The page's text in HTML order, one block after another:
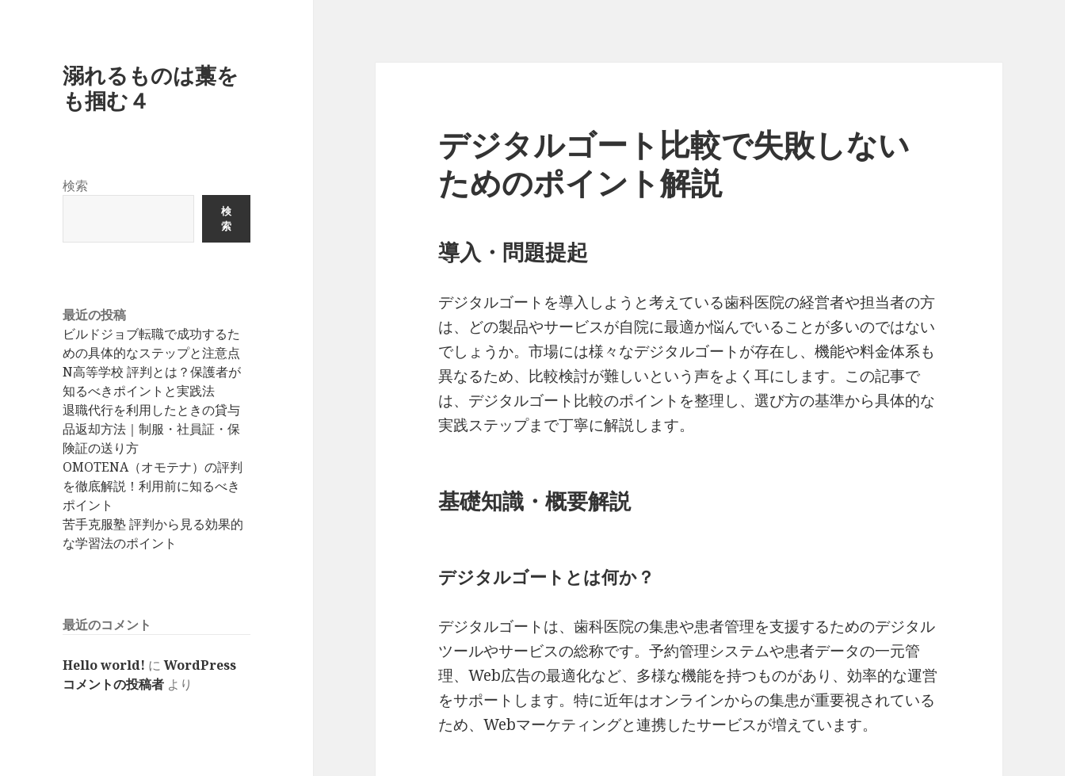
溺れるものは藁を
も掴む４
検索
検
索
最近の投稿
ビルドジョブ転職で成功するた
めの具体的なステップと注意点
N高等学校 評判とは？保護者が
知るべきポイントと実践法
退職代行を利用したときの貸与
品返却方法｜制服・社員証・保
険証の送り方
OMOTENA（オモテナ）の評判
を徹底解説！利用前に知るべき
ポイント
苦手克服塾 評判から見る効果的
な学習法のポイント
最近のコメント
Hello world! にWordPress
コメントの投稿者 より
デジタルゴート比較で失敗しない
ためのポイント解説
導入・問題提起
デジタルゴートを導入しようと考えている歯科医院の経営者や担当者の方
は、どの製品やサービスが自院に最適か悩んでいることが多いのではない
でしょうか。市場には様々なデジタルゴートが存在し、機能や料金体系も
異なるため、比較検討が難しいという声をよく耳にします。この記事で
は、デジタルゴート比較のポイントを整理し、選び方の基準から具体的な
実践ステップまで丁寧に解説します。
基礎知識・概要解説
デジタルゴートとは何か？
デジタルゴートは、歯科医院の集患や患者管理を支援するためのデジタル
ツールやサービスの総称です。予約管理システムや患者データの一元管
理、Web広告の最適化など、多様な機能を持つものがあり、効率的な運営
をサポートします。特に近年はオンラインからの集患が重要視されている
ため、Webマーケティングと連携したサービスが増えています。